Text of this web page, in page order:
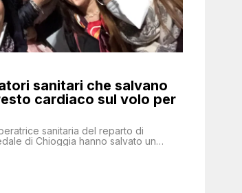
sanitari che salvano
cardiaco sul volo per
sanitaria del reparto di
di Chioggia hanno salvato un